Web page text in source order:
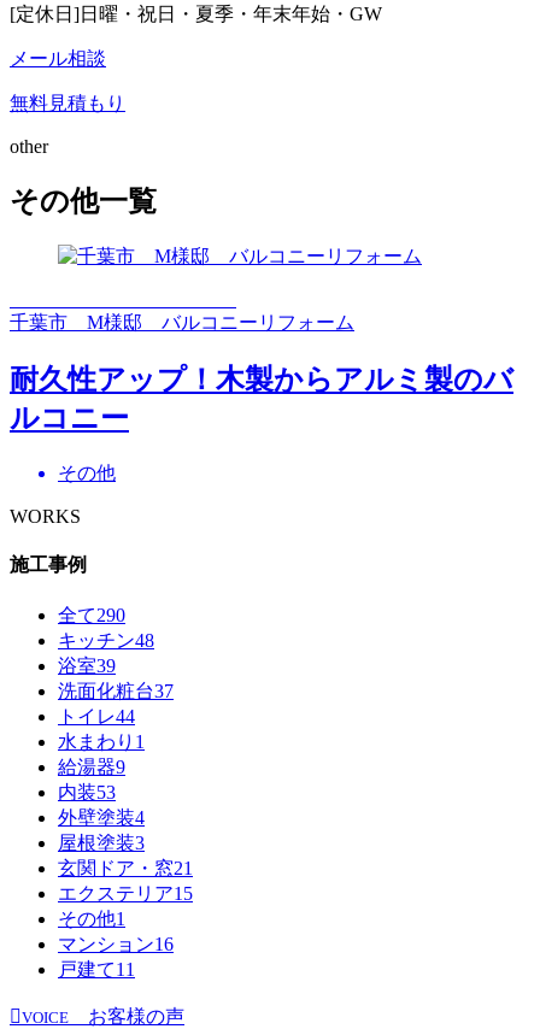
[定休日]日曜・祝日・夏季・年末年始・GW
メール相談
無料見積もり
other
その他一覧
千葉市 M様邸 バルコニーリフォーム
耐久性アップ！木製からアルミ製のバ
ルコニー
その他
WORKS
施工事例
全て290
キッチン48
浴室39
洗面化粧台37
トイレ44
水まわり 1
給湯器9
内装53
外壁塗装4
屋根塗装3
玄関ドア・窓21
エクステリア15
その他1
マンション16
戸建て11
VOICE
お客様の声